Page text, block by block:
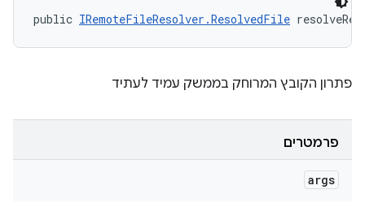
public IRemoteFileResolver.ResolvedFile
פתרון הקובץ המרוחק בממשק עמיד לעתיד
פרמטרים
args